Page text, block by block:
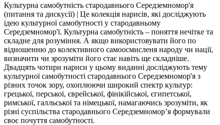
Культурна самобутність стародавнього Середземномор'я
(питання та дискусії) | Це колекція нарисів, які досліджують
ідею культурної самобутності у стародавньому
Середземномор'ї. Культурна самобутність – поняття нечітке та
складне для розуміння. А якщо використовувати його по
відношенню до колективного самоосмисленя народу чи нації,
визначити чи зрозуміти його стає навіть ще складніше.
Двадцять чотири нариси у цьому виданні досліджують тему
культурної самобутності стародавнього Середземномор'я з
різних точок зору, охоплюючи широкий спектр культур:
грецької, перської, єврейської, фінікійської, єгипетської,
римської, галльської та німецької, намагаючись зрозуміти, як
різні суспільства стародавнього Середземномор’я формували
своє почуття самобутності.